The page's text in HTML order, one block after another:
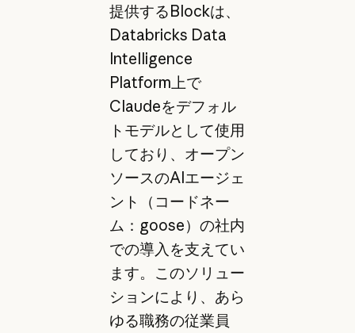
提供するBlockは、
Databricks Data
Intelligence
Platform上で
Claudeをデフォル
トモデルとして使用
しており、オープン
ソースのAIエージェ
ント（コードネー
ム：goose）の社内
での導入を支えてい
ます。このソリュー
ションにより、あら
ゆる職務の従業員